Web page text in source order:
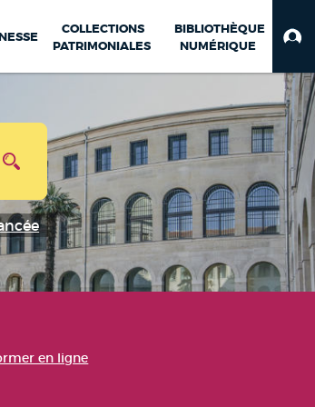
COLLECTIONS
PATRIMONIALES
BIBLIOTHÈQUE
NUMÉRIQUE
en ligne